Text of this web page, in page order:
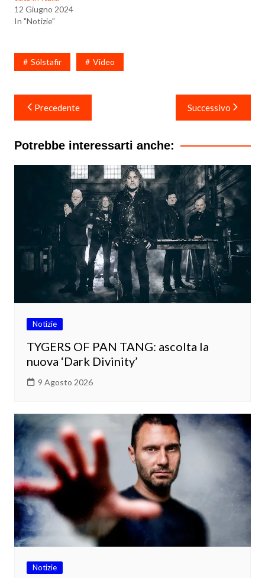
12 Giugno 2024
In "Notizie"
Sólstafir Video
Navigazione
articoli
Precedente Successivo
Potrebbe interessarti anche:
Notizie
TYGERS OF PAN TANG: ascolta la
nuova ‘Dark Divinity’
9 Agosto 2026
Notizie